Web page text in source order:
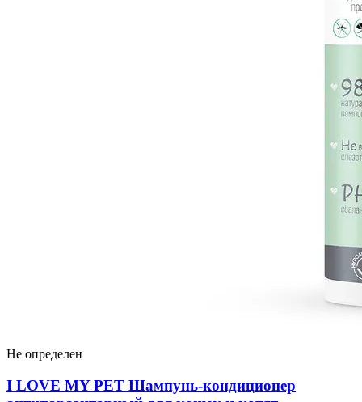
Не определен
I LOVЕ MY PET Шампунь-кондиционер